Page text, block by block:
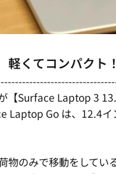
軽くてコンパクト！
【Surface Laptop 3
Laptop Go は、12.4
物のみで移動をして